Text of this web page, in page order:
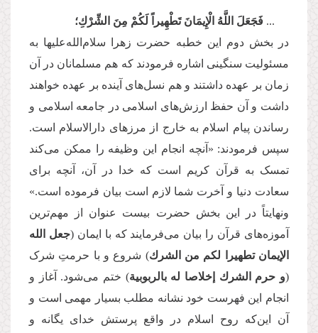
... فَجَعَلَ اللَّهُ الْإِیمَانَ تَطْهِیراً لَكُمْ مِنَ الشِّرْكِ؛
در بخش دوم این خطبه حضرت زهرا سلام‌الله‌علیها به
مسئولیت سنگینی‌ اشاره فرمودند که هم مسلمانان در آن
زمان بر عهده داشتند و هم نسل‌های آینده بر عهده خواهند
داشت و آن حفظ ارزش‌های اسلامی در جامعه اسلامی و
رساندن پیام اسلام به خارج از مرزهای دارالاسلام است.
سپس فرمودند: «آنچه انجام این وظیفه را ممکن می‌کند
تمسک به قرآن کریم است که خدا در آن، آنچه برای
سعادت دنیا و آخرت شما لازم است بیان فرموده است.»
ونهایتاً در این بخش حضرت بیست عنوان از مهم‌ترین
آموزه‌های قرآن را بیان می‌فرمایند که با ایمان (جعل الله
الإیمان تطهیرا لكم من الشرك) شروع و با حرمتِ شرک
(و حرم الشرك إخلاصا له بالربوبیة) ختم می‌شود. آغاز و
انجام این فهرست خود نشانه مطلب بسیار مهمی است و
آن این‌که روح اسلام در واقع پرستش خدای یگانه و